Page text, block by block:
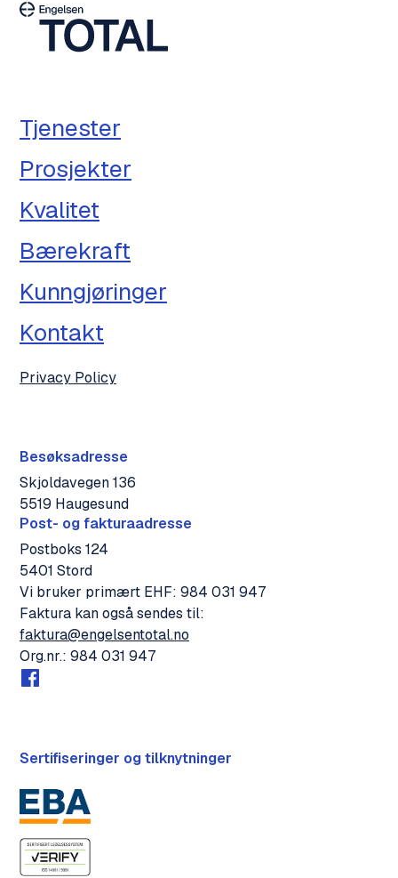
Tjenester
Prosjekter
Kvalitet
Bærekraft
Kunngjøringer
Kontakt
Privacy Policy
Besøksadresse
Skjoldavegen 136
5519 Haugesund
Post- og fakturaadresse
Postboks 124
5401 Stord
Vi bruker primært EHF: 984 031 947
Faktura kan også sendes til:
faktura@engelsentotal.no
Org.nr.: 984 031 947
Sertifiseringer og tilknytninger